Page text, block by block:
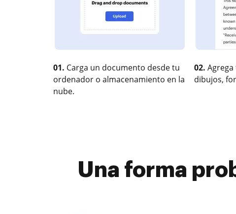
01. Carga un documento desde tu
ordenador o almacenamiento en la
nube.
02.
dibujos,
Una forma